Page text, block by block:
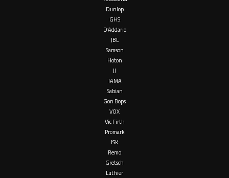
Dunlop
GHS
D’Addario
JBL
Samson
Hoton
JJ
TAMA
Sabian
Gon Bops
VOX
Vic Firth
Promark
ISK
Remo
Gretsch
Luthier